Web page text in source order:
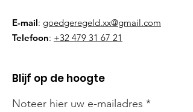
E-mail: goedgeregeld.xx@gmail.com
Telefoon: +32 479 31 67 21
Blijf op de hoogte
Noteer hier uw e-mailadres